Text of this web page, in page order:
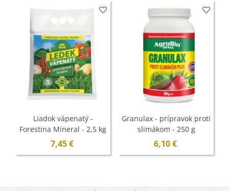
Liadok vápenatý -
Forestina Mineral - 2,5 kg
7,45 €
Granulax - prípravok proti
slimákom - 250 g
6,10 €